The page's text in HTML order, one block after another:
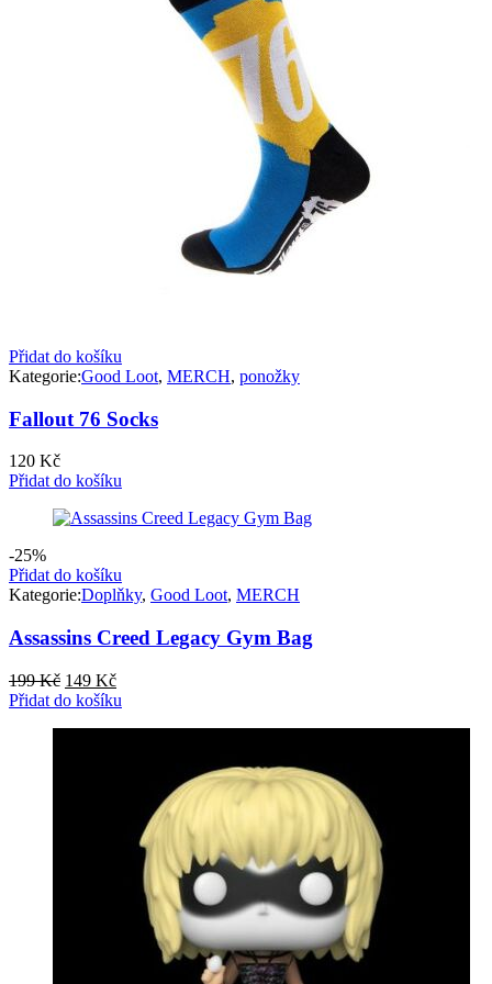
Přidat do košíku
Kategorie:Good Loot, MERCH, ponožky
Fallout 76 Socks
120 Kč
Přidat do košíku
-25%
Přidat do košíku
Kategorie:Doplňky, Good Loot, MERCH
Assassins Creed Legacy Gym Bag
199Kč Původní
cena
149 KčAktuální
cena
Přidat do košíku